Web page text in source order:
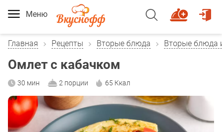
Меню
Главная Рецепты Вторые блюда Вторые блюда
Омлет с кабачком
30 мин 2 порции 65 Ккал